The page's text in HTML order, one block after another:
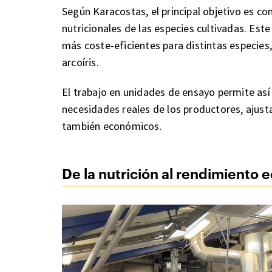
Según Karacostas, el principal objetivo es
nutricionales de las especies cultivadas.
más coste-eficientes para distintas
arcoíris.
El trabajo en unidades de ensayo permite
necesidades reales de los productores,
también económicos.
De la nutrición al rendimiento